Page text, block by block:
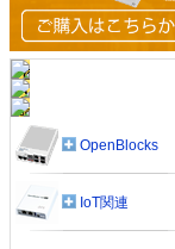
OpenBlocks
IoT関連